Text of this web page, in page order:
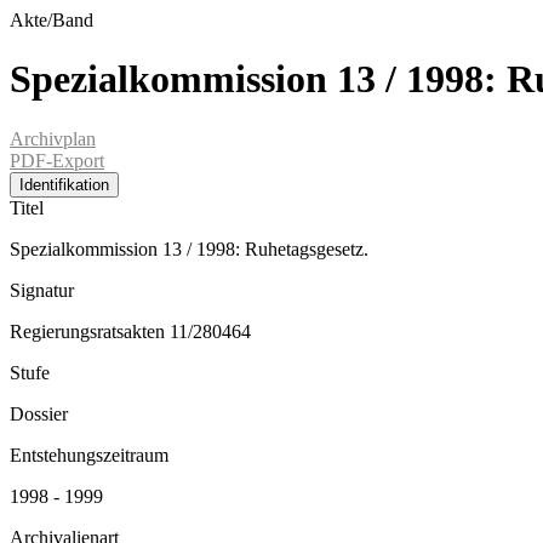
Akte/Band
Spezialkommission 13 / 1998:
Archivplan
PDF-Export
Identifikation
Titel
Spezialkommission 13 / 1998: Ruhetagsgesetz.
Signatur
Regierungsratsakten 11/280464
Stufe
Dossier
Entstehungszeitraum
1998 - 1999
Archivalienart